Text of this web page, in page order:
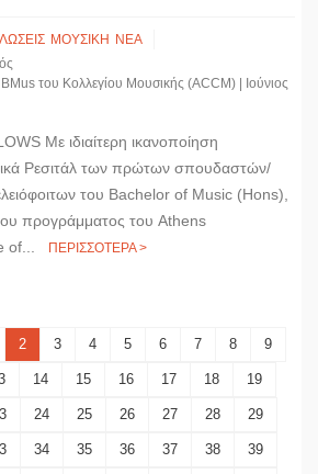
ΜΟΥΣΙΚΗ ΝΕΑ
BMus του Κολλεγίου Μουσικής (ACCM) | Ιούνιος
Με ιδιαίτερη ικανοποίηση
Ρεσιτάλ των πρώτων σπουδαστών/
του Bachelor of Music (Hons),
προγράμματος του Athens
of...
ΠΕΡΙΣΣΟΤΕΡΑ >
2 3 4 5 6 7 8 9
14 15 16 17 18 19
24 25 26 27 28 29
34 35 36 37 38 39